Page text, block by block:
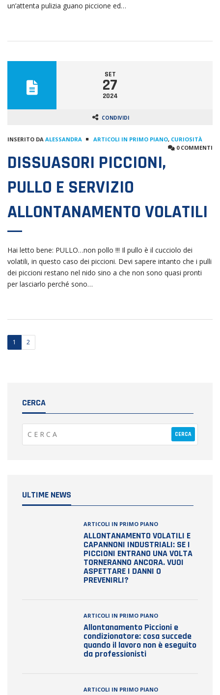
un’attenta pulizia guano piccione ed…
SET
27
2024
CONDIVIDI
INSERITO DA ALESSANDRA ARTICOLI IN PRIMO PIANO, CURIOSITÀ
0 COMMENTI
DISSUASORI PICCIONI,
PULLO E SERVIZIO
ALLONTANAMENTO VOLATILI
Hai letto bene: PULLO…non pollo !!! Il pullo è il cucciolo dei
volatili, in questo caso dei piccioni. Devi sapere intanto che i pulli
dei piccioni restano nel nido sino a che non sono quasi pronti
per lasciarlo perché sono…
1 2
CERCA
ULTIME NEWS
ARTICOLI IN PRIMO PIANO
ALLONTANAMENTO VOLATILI E
CAPANNONI INDUSTRIALI: SE I
PICCIONI ENTRANO UNA VOLTA
TORNERANNO ANCORA. VUOI
ASPETTARE I DANNI O
PREVENIRLI?
ARTICOLI IN PRIMO PIANO
Allontanamento Piccioni e
condizionatore: cosa succede
quando il lavoro non è eseguito
da professionisti
ARTICOLI IN PRIMO PIANO